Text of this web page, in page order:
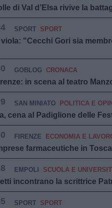
di Val d’Elsa rivive la
SPORT SPORT
"Cecchi Gori sia
GOBLOG CRONACA
in scena al teatro
SAN MINIATO POLITICA E
cena al Padiglione delle
FIRENZE ECONOMIA E
farmaceutiche in
EMPOLI SCUOLA E
incontrano la scrittrice
SPORT SPORT